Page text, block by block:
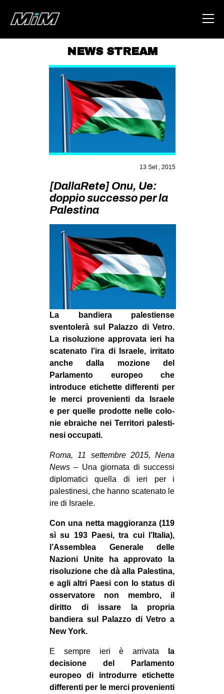
ABOUT
AREA
DEGENERAZIONE
STUDENTI TSUNAMI
MOBILITAZIONI
SPAZI
SPORT POPOLARE
AMBIENTE
ANTIFASCISMO
DIRITTO ALL’ABITARE
MIGRAZIONI
PRECARIATO
REPRESSIONE
STUDENTI
CULTURE
ARTE
CINEMA
MUSICA
RECENSIONI
INTERNAZIONALE
AFRICA
AMERICHE
ESTREMO ORIENTE
MEDIO ORIENTE
MONDO
EVENTI
NEWS STREAM
13 Set , 2015
[DallaRete] Onu, Ue:
doppio successo per la
Palestina
La bandiera palestiense
sventolerà sul Palazzo di Vetro.
La risoluzione approvata ieri ha
scatenato l’ira di Israele, irritato
anche dalla mozione del
Parlamento europeo che
introduce eti­chette dif­fe­renti per
le merci provenienti da Israele
e per quelle pro­dotte nelle colo­
nie ebrai­che nei Ter­ri­tori pale­sti­
nesi occu­pati.
Roma, 11 settembre 2015, Nena
News – Una giornata di successi
diplomatici quella di ieri per i
palestinesi, che hanno scatenato le
ire di Israele.
Con una netta maggioranza (119
sì su 193 Paesi, tra cui l’Italia),
l’Assemblea Generale delle
Nazioni Unite ha approvato la
risoluzione che dà alla Palestina,
e agli altri Paesi con lo status di
osservatore non membro, il
diritto di issare la propria
bandiera sul Palazzo di Vetro a
New York.
E sempre ieri è arrivata
la
decisione del Parlamento
europeo di introdurre eti­chette
dif­fe­renti per le merci provenienti